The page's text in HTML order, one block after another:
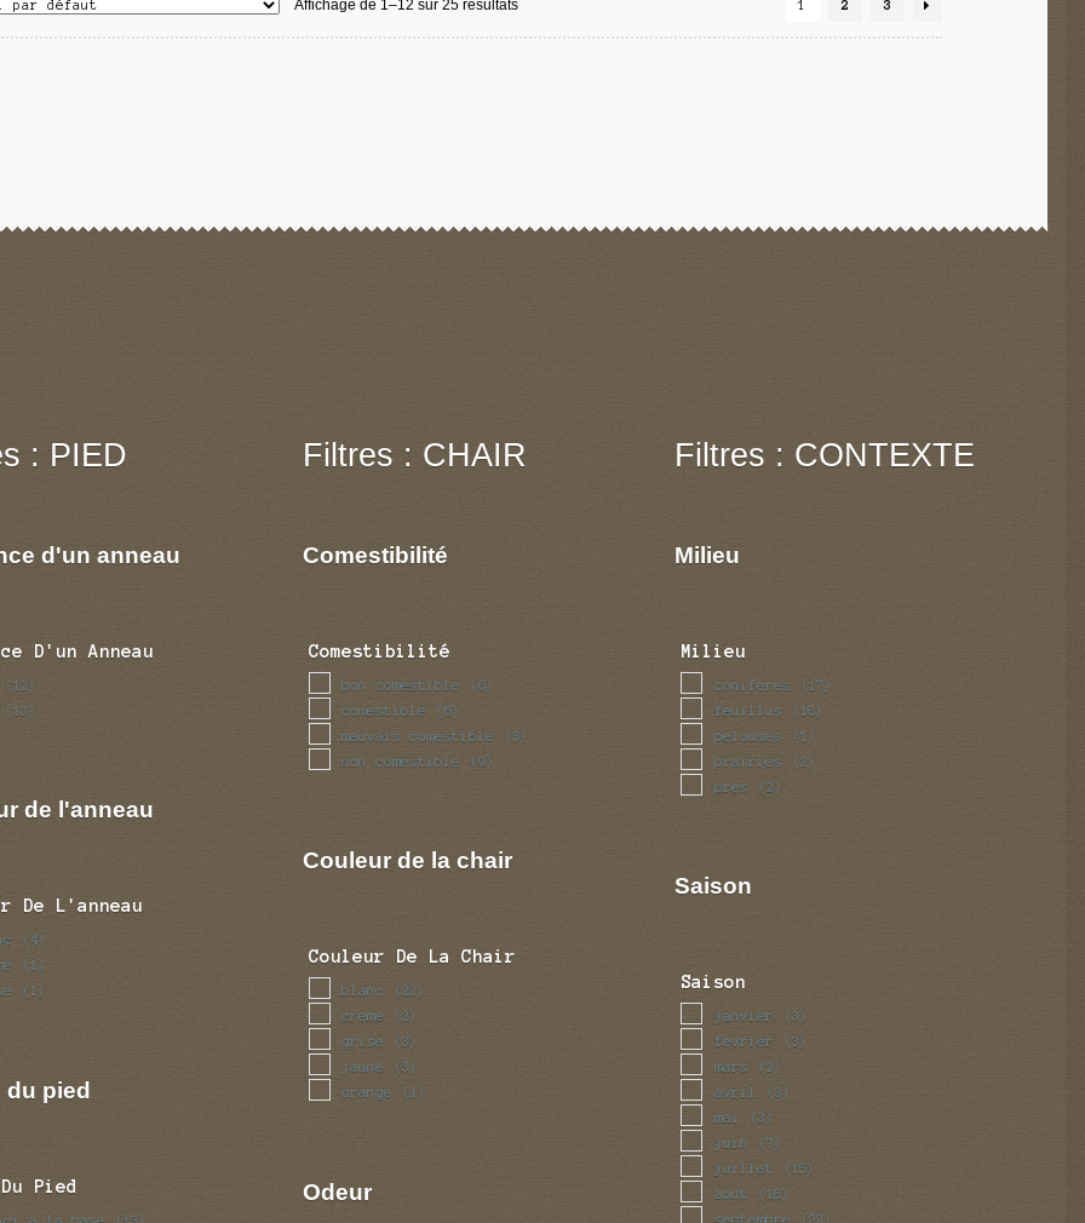
Affichage de 1–12 sur 25 résultats 1 2 3
: PIED
d'un anneau
D'un Anneau
(12)
(13)
de l'anneau
De L'anneau
(4)
(1)
(1)
du pied
Pied
Filtres : CHAIR
Comestibilité
Comestibilité
bon comestible (6)
comestible (6)
mauvais comestible (3)
non comestible (9)
Couleur de la chair
Couleur De La Chair
blanc (22)
creme (2)
grise (3)
jaune (3)
orange (1)
Odeur
Filtres : CONTEXTE
Milieu
Milieu
coniferes (17)
feuillus (18)
pelouses (1)
prairies (2)
pres (2)
Saison
Saison
janvier (3)
fevrier (3)
mars (2)
avril (3)
mai (3)
juin (7)
juillet (15)
aout (18)
septembre (22)